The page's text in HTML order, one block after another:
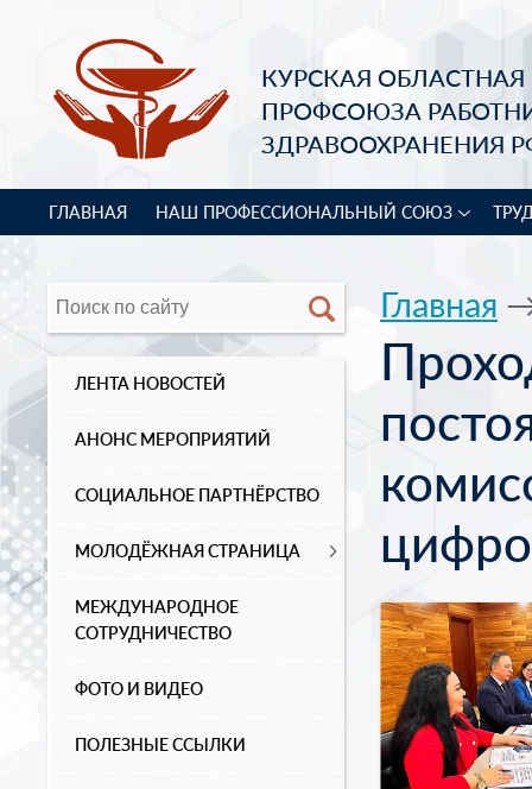
КУРСКАЯ
ПРОФСОЮЗА
ЗДРАВООХРАНЕНИЯ
ГЛАВНАЯ НАШ ПРОФЕССИОНАЛЬНЫЙ СОЮЗ
ЛЕНТА НОВОСТЕЙ
АНОНС МЕРОПРИЯТИЙ
СОЦИАЛЬНОЕ ПАРТНЁРСТВО
МОЛОДЁЖНАЯ СТРАНИЦА
МЕЖДУНАРОДНОЕ
СОТРУДНИЧЕСТВО
ФОТО И ВИДЕО
ПОЛЕЗНЫЕ ССЫЛКИ
Главная